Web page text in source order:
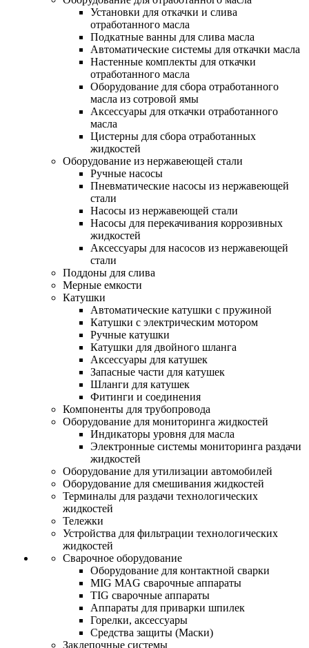
Установки для откачки и слива
отработанного масла
Подкатные ванны для слива масла
Автоматические системы для откачки масла
Настенные комплекты для откачки
отработанного масла
Оборудование для сбора отработанного
масла из сотровой ямы
Аксессуары для откачки отработанного
масла
Цистерны для сбора отработанных
жидкостей
Оборудование из нержавеющей стали
Ручные насосы
Пневматические насосы из нержавеющей
стали
Насосы из нержавеющей стали
Насосы для перекачивания коррозивных
жидкостей
Аксессуары для насосов из нержавеющей
стали
Поддоны для слива
Мерные емкости
Катушки
Автоматические катушки с пружиной
Катушки с электрическим мотором
Ручные катушки
Катушки для двойного шланга
Аксессуары для катушек
Запасные части для катушек
Шланги для катушек
Фитинги и соединения
Компоненты для трубопровода
Оборудование для мониторинга жидкостей
Индикаторы уровня для масла
Электронные системы мониторинга раздачи
жидкостей
Оборудование для утилизации автомобилей
Оборудование для смешивания жидкостей
Терминалы для раздачи технологических
жидкостей
Тележки
Устройства для фильтрации технологических
жидкостей
Сварочное оборудование
Оборудование для контактной сварки
MIG MAG сварочные аппараты
TIG сварочные аппараты
Аппараты для приварки шпилек
Горелки, аксессуары
Средства защиты (Маски)
Заклепочные системы